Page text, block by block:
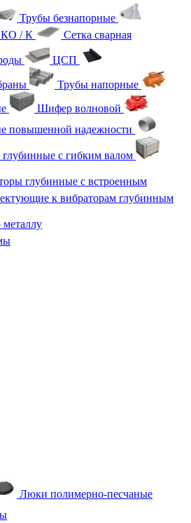
Трубы безнапорные
/ К
Сетка сварная
ЦСП
Трубы напорные
Шифер волновой
повышенной надежности
с гибким валом
глубинные с встроенным
к вибраторам глубинным
Люки полимерно-песчаные